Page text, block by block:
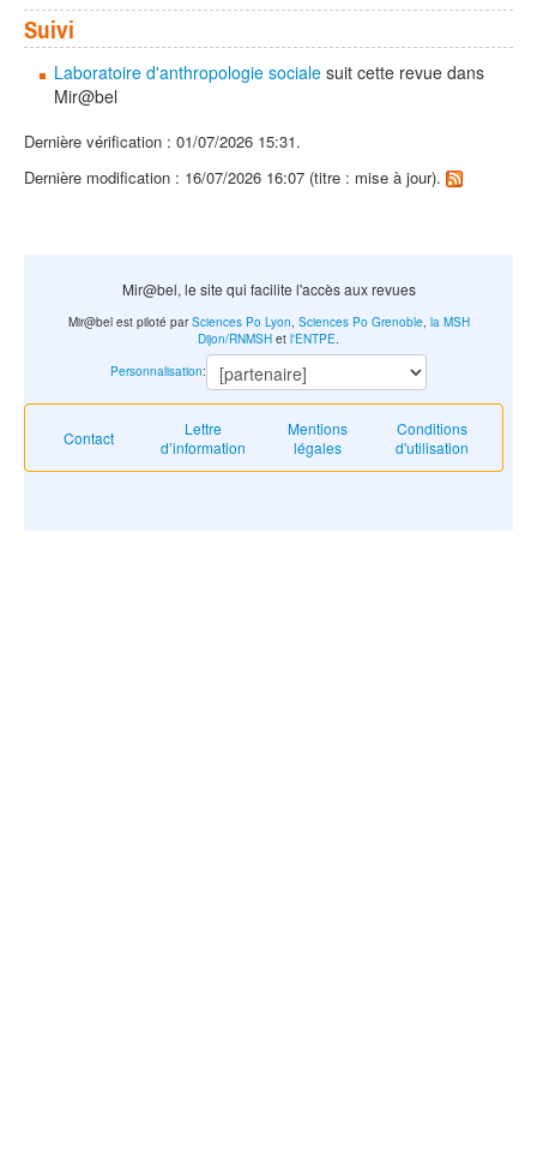
Suivi
Laboratoire d'anthropologie sociale suit cette revue dans
Mir@bel
Dernière vérification : 01/07/2026 15:31.
Dernière modification : 16/07/2026 16:07 (titre : mise à jour).
Mir@bel, le site qui facilite l'accès aux revues
Contact
Lettre
d’information
Mentions
légales
Conditions
d'utilisation
Mir@bel est piloté parSciences Po Lyon, Sciences Po Grenoble, la MSH
Dijon/RNMSH et l'ENTPE.
Personnalisation: